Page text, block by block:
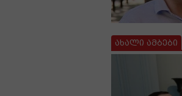
ახალი ამბები